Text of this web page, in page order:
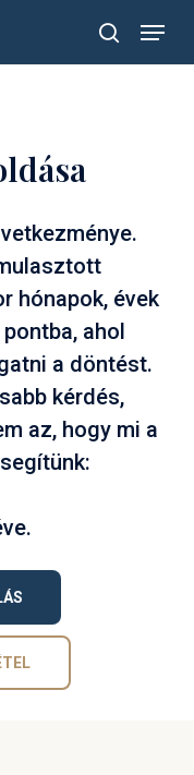
search
Menu
hónapok, évek
ahol
a döntést.
kérdés,
az, hogy mi a